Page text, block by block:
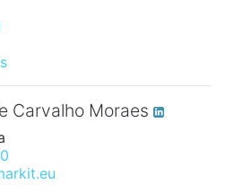
Carvalho Moraes